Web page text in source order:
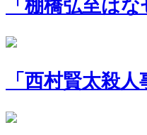
「棚橋弘至は
「西村賢太殺